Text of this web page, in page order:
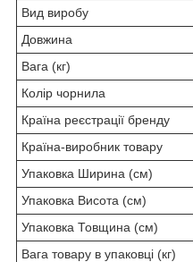
Вид виробу
Довжина
Вага (кг)
Колір чорнила
Країна реєстрації бренду
Країна-виробник товару
Упаковка Ширина (см)
Упаковка Висота (см)
Упаковка Товщина (см)
Вага товару в упаковці (кг)